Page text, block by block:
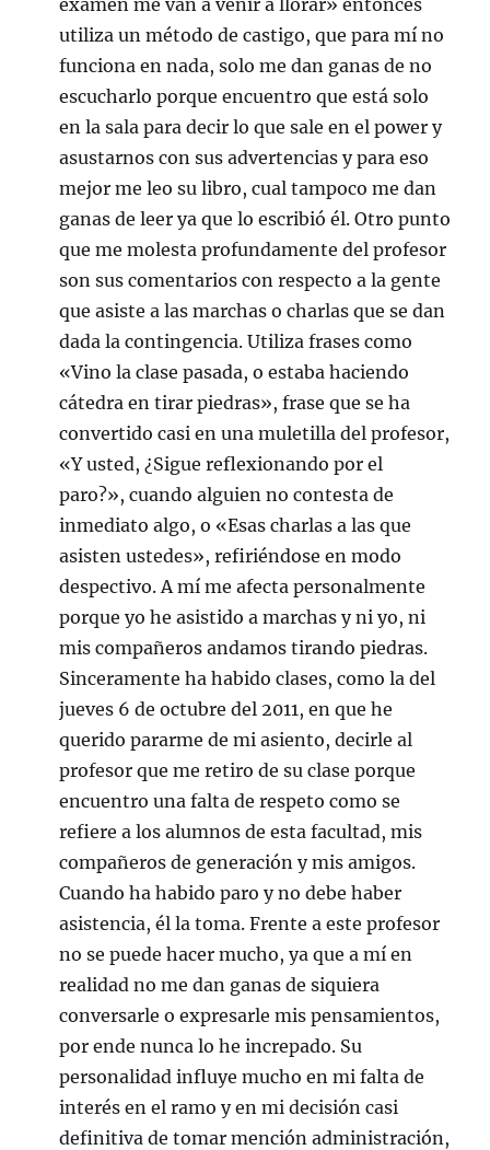
utiliza un método de castigo, que para mí no
funciona en nada, solo me dan ganas de no
escucharlo porque encuentro que está solo
en la sala para decir lo que sale en el power y
asustarnos con sus advertencias y para eso
mejor me leo su libro, cual tampoco me dan
ganas de leer ya que lo escribió él. Otro punto
que me molesta profundamente del profesor
son sus comentarios con respecto a la gente
que asiste a las marchas o charlas que se dan
dada la contingencia. Utiliza frases como
«Vino la clase pasada, o estaba haciendo
cátedra en tirar piedras», frase que se ha
convertido casi en una muletilla del profesor,
«Y usted, ¿Sigue reflexionando por el
paro?», cuando alguien no contesta de
inmediato algo, o «Esas charlas a las que
asisten ustedes», refiriéndose en modo
despectivo. A mí me afecta personalmente
porque yo he asistido a marchas y ni yo, ni
mis compañeros andamos tirando piedras.
Sinceramente ha habido clases, como la del
jueves 6 de octubre del 2011, en que he
querido pararme de mi asiento, decirle al
profesor que me retiro de su clase porque
encuentro una falta de respeto como se
refiere a los alumnos de esta facultad, mis
compañeros de generación y mis amigos.
Cuando ha habido paro y no debe haber
asistencia, él la toma. Frente a este profesor
no se puede hacer mucho, ya que a mí en
realidad no me dan ganas de siquiera
conversarle o expresarle mis pensamientos,
por ende nunca lo he increpado. Su
personalidad influye mucho en mi falta de
interés en el ramo y en mi decisión casi
definitiva de tomar mención administración,